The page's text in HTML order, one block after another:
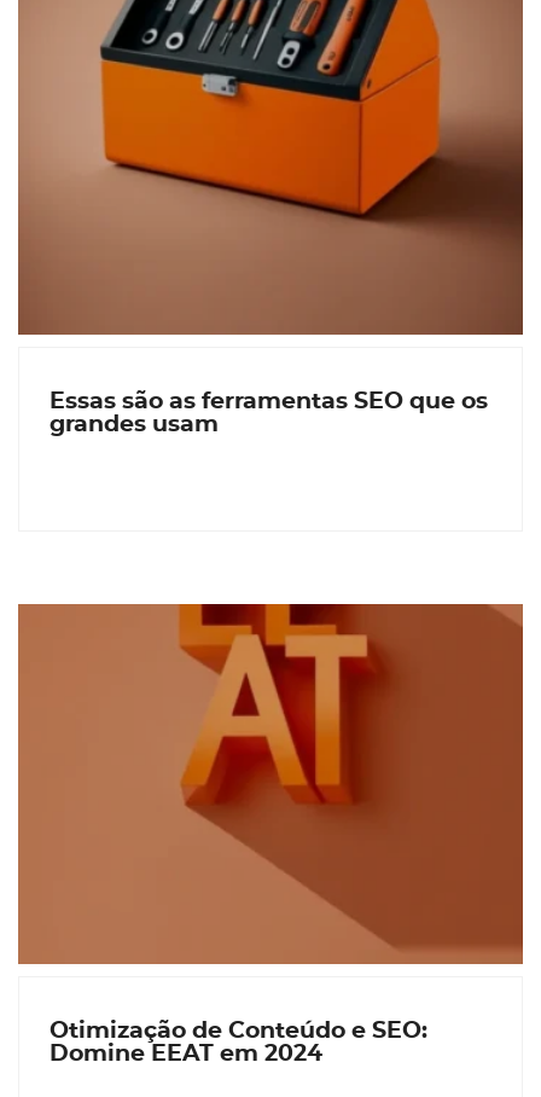
Essas são as ferramentas SEO que os
grandes usam
Otimização de Conteúdo e SEO:
Domine EEAT em 2024